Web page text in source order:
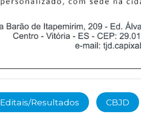
Editais/Resultados CBJD